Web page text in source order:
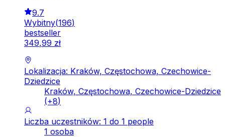
9.7
Wybitny(196)
bestseller
349,99 zł
Lokalizacja: Kraków, Częstochowa, Czechowice-
Dziedzice
Kraków, Częstochowa, Czechowice-Dziedzice
(+8)
Liczba uczestników: 1 do 1 people
1 osoba